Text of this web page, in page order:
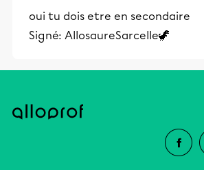
oui tu dois etre en secondaire
Signé: AllosaureSarcelle🦖